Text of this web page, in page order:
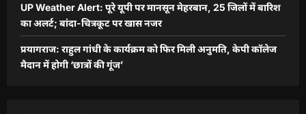
UP Weather Alert: पूरे यूपी पर मानसून मेहरबान, 25 जिलों में बारिश
का अलर्ट; बांदा-चित्रकूट पर खास नजर
प्रयागराज: राहुल गांधी के कार्यक्रम को फिर मिली अनुमति, केपी कॉलेज
मैदान में होगी ‘छात्रों की गूंज’